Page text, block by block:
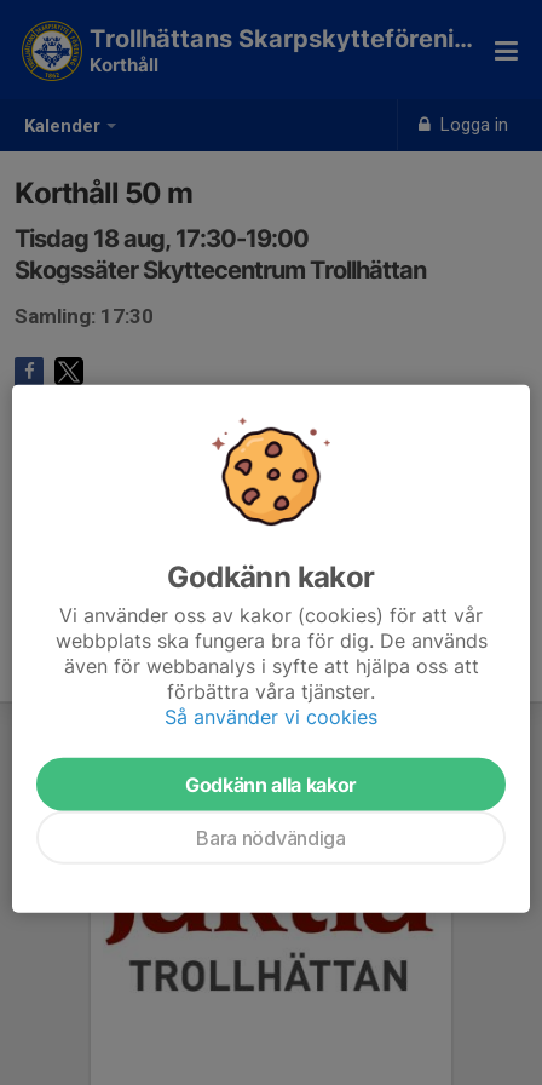
Kalender Logga in
Trollhättans Skarpskytteförening
Korthåll
Korthåll 50 m
Tisdag 18 aug, 17:30-19:00
Skogssäter Skyttecentrum Trollhättan
Samling: 17:30
Anmälan är öppen för gruppens medlemmar.
Godkänn kakor
Vi använder oss av kakor (cookies) för att vår
webbplats ska fungera bra för dig. De används
även för webbanalys i syfte att hjälpa oss att
förbättra våra tjänster.
Så använder vi cookies
Godkänn alla kakor
Bara nödvändiga